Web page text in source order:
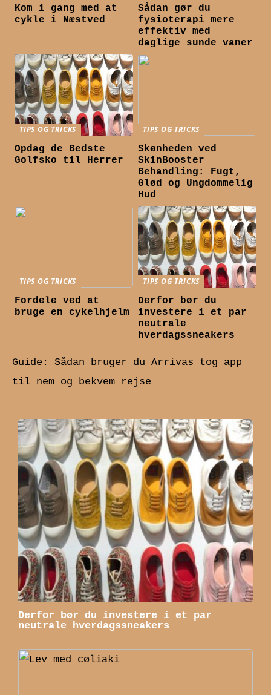
Kom i gang med at
cykle i Næstved
Sådan gør du
fysioterapi mere
effektiv med
daglige sunde vaner
TIPS OG TRICKS
Opdag de Bedste
Golfsko til Herrer
TIPS OG TRICKS
Skønheden ved
SkinBooster
Behandling: Fugt,
Glød og Ungdommelig
Hud
TIPS OG TRICKS
Fordele ved at
bruge en cykelhjelm
TIPS OG TRICKS
Derfor bør du
investere i et par
neutrale
hverdagssneakers
Guide: Sådan bruger du Arrivas tog app
til nem og bekvem rejse
Derfor bør du investere i et par
neutrale hverdagssneakers